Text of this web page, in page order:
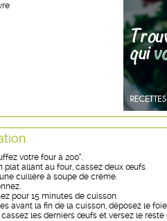
votre four à 200°.
plat allant au four, cassez deux œufs.
cuillère à soupe de crème.
pour 15 minutes de cuisson.
avant la fin de la cuisson, déposez le
les derniers œufs et versez le reste